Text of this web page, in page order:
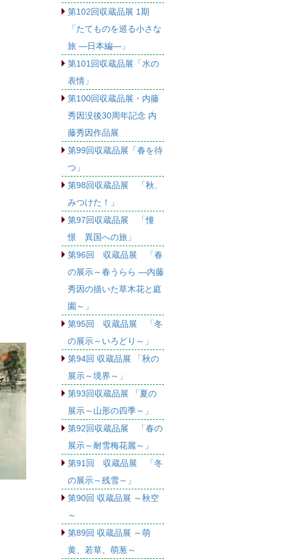
第102回収蔵品展 1期
「たてものを巡る小さな
旅 ―日本編―」
第101回収蔵品展「水の
表情」
第100回収蔵品展・内藤
秀因没後30周年記念 内
藤秀因作品展
第99回収蔵品展「春を待
つ」
第98回収蔵品展 「秋、
みつけた！」
第97回収蔵品展 「憧
憬 異国への旅」
第96回 収蔵品展 「春
の展示～春うらら ―内藤
秀因の描いた草木花と庭
園～」
第95回 収蔵品展 「冬
の展示～いろどり～」
第94回 収蔵品展 「秋の
展示～境界～」
第93回収蔵品展 「夏の
展示～山形の四季～」
第92回収蔵品展 「春の
展示～耐雪梅花麗～」
第91回 収蔵品展 「冬
の展示～残雪～」
第90回 収蔵品展 ～秋空
～
第89回 収蔵品展 ～萌
黄、若草、萌葱～